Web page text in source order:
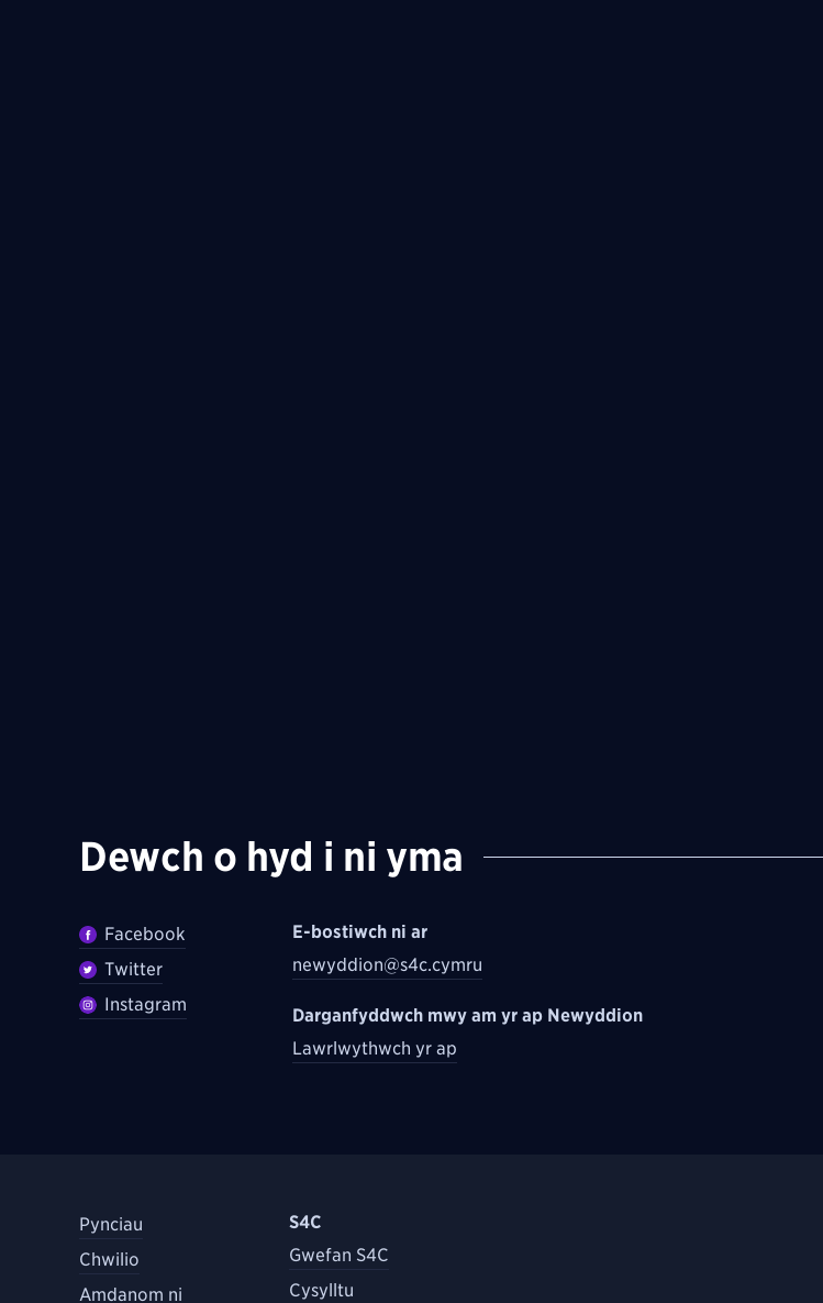
Dewch o hyd i ni yma
Facebook
Twitter
Instagram
E-bostiwch ni ar
newyddion@s4c.cymru
Darganfyddwch mwy am yr ap Newyddion
Lawrlwythwch yr ap
Pynciau
Chwilio
Amdanom ni
S4C
Gwefan S4C
Cysylltu